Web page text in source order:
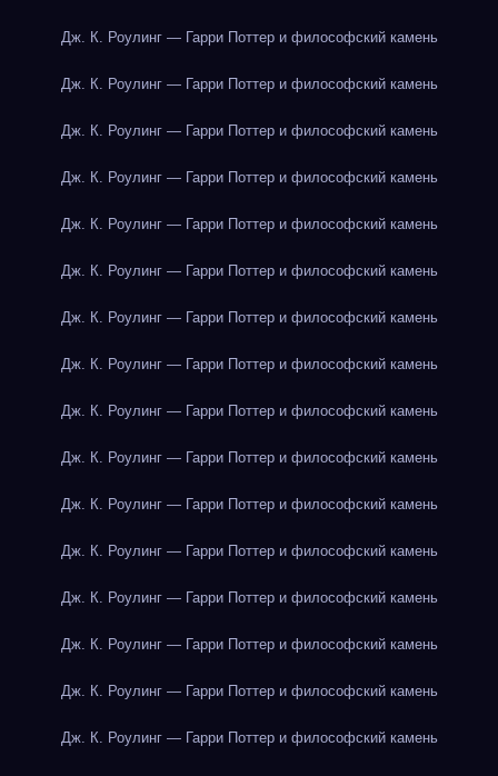
Дж. К. Роулинг — Гарри Поттер и философский камень
Дж. К. Роулинг — Гарри Поттер и философский камень
Дж. К. Роулинг — Гарри Поттер и философский камень
Дж. К. Роулинг — Гарри Поттер и философский камень
Дж. К. Роулинг — Гарри Поттер и философский камень
Дж. К. Роулинг — Гарри Поттер и философский камень
Дж. К. Роулинг — Гарри Поттер и философский камень
Дж. К. Роулинг — Гарри Поттер и философский камень
Дж. К. Роулинг — Гарри Поттер и философский камень
Дж. К. Роулинг — Гарри Поттер и философский камень
Дж. К. Роулинг — Гарри Поттер и философский камень
Дж. К. Роулинг — Гарри Поттер и философский камень
Дж. К. Роулинг — Гарри Поттер и философский камень
Дж. К. Роулинг — Гарри Поттер и философский камень
Дж. К. Роулинг — Гарри Поттер и философский камень
Дж. К. Роулинг — Гарри Поттер и философский камень